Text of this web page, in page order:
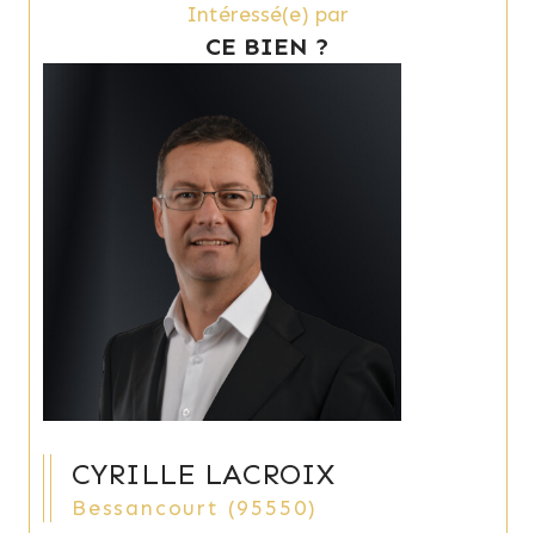
Intéressé(e) par
CE BIEN ?
CYRILLE LACROIX
Bessancourt (95550)